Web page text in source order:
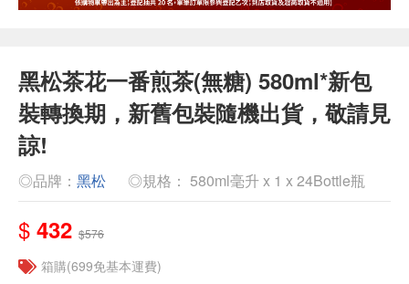
黑松茶花一番煎茶(無糖) 580ml*新包
裝轉換期，新舊包裝隨機出貨，敬請見
諒!
◎品牌： 黑松 ◎規格： 580ml毫升 x 1 x 24Bottle瓶
$ 432 $576
箱購(699免基本運費)